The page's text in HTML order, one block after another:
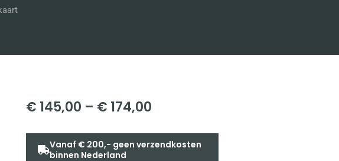
€ 145,00 – € 174,00
Vanaf € 200,- geen verzendkosten
binnen Nederland